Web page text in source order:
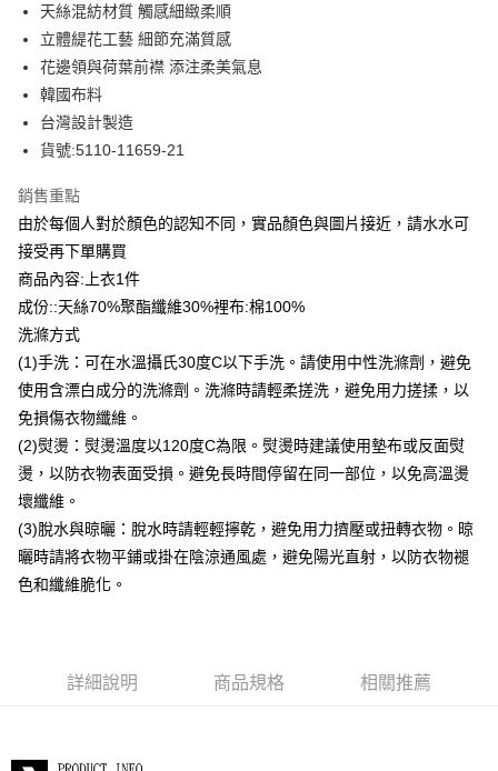
華南商業銀行
上海商業儲蓄銀行
國泰世華商業銀行
臺灣中小企業銀行
匯豐（台灣）商業銀行
聯邦商業銀行
元大商業銀行
台新國際商業銀行
台灣樂天信用卡公司
Apple Pay
街口支付
悠遊付
ATM付款
貨到付款
運送方式
付款後全家取貨
每筆NT$80，滿NT$399(含以上)免運費
付款後7-11取貨
每筆NT$80，滿NT$888(含以上)免運費
宅配到府
每筆NT$80，滿NT$888(含以上)免運費
貨到付款
每筆NT$80，滿NT$888(含以上)免運費
天絲混紡材質 觸感細緻柔順
立體緹花工藝 細節充滿質感
花邊領與荷葉前襟 添注柔美氣息
韓國布料
台灣設計製造
貨號:5110-11659-21
銷售重點
由於每個人對於顏色的認知不同，實品顏色與圖片接近，請水水可
接受再下單購買
商品內容:上衣1件
成份::天絲70%聚酯纖維30%裡布:棉100%
洗滌方式
(1)手洗：可在水溫攝氏30度C以下手洗。請使用中性洗滌劑，避免
使用含漂白成分的洗滌劑。洗滌時請輕柔搓洗，避免用力搓揉，以
免損傷衣物纖維。
(2)熨燙：熨燙溫度以120度C為限。熨燙時建議使用墊布或反面熨
燙，以防衣物表面受損。避免長時間停留在同一部位，以免高溫燙
壞纖維。
(3)脫水與晾曬：脫水時請輕輕擰乾，避免用力擠壓或扭轉衣物。晾
曬時請將衣物平鋪或掛在陰涼通風處，避免陽光直射，以防衣物褪
色和纖維脆化。
詳細說明 商品規格 相關推薦